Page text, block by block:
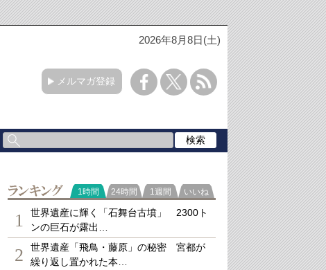
2026年8月8日(土)
メルマガ登録
ランキング
1時間 24時間 1週間 いいね
1
世界遺産に輝く「石舞台古墳」 2300ト
ンの巨石が露出…
2
世界遺産「飛鳥・藤原」の秘密 宮都が
繰り返し置かれた本…